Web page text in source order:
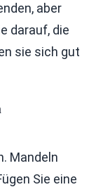
aber
darauf, die
sie sich gut
Mandeln
Sie eine